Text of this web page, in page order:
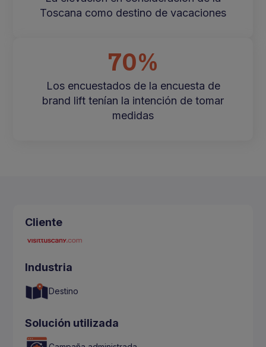
Toscana como destino de vacaciones
70%
Los encuestados de la encuesta de
brand lift tenían la intención de tomar
medidas
Cliente
Industria
Destino
Solución utilizada